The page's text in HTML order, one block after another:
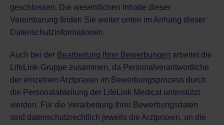
geschlossen. Die wesentlichen Inhalte dieser
Vereinbarung finden Sie weiter unten im Anhang dieser
Datenschutzinformationen.
Auch bei der Bearbeitung Ihrer Bewerbungen arbeitet die
LifeLink-Gruppe zusammen, da Personalverantwortliche
der einzelnen Arztpraxen im Bewerbungsprozess durch
die Personalabteilung der LifeLink Medical unterstützt
werden. Für die Verarbeitung Ihrer Bewerbungsdaten
sind datenschutzrechtlich jeweils die Arztpraxen, an die